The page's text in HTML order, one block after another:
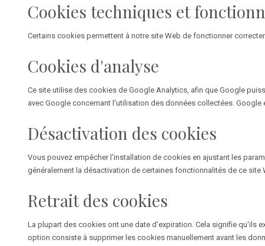
Cookies techniques et
Certains cookies permettent à notre site Web de fonctionner
Cookies d'analyse
Ce site utilise des cookies de Google Analytics, afin que Google
avec Google concernant l'utilisation des données collectées.
Désactivation des cookies
Vous pouvez empêcher l'installation de cookies en ajustant les
généralement la désactivation de certaines fonctionnalités de ce
Retrait des cookies
La plupart des cookies ont une date d'expiration. Cela signifie qu'ils
option consiste à supprimer les cookies manuellement avant les